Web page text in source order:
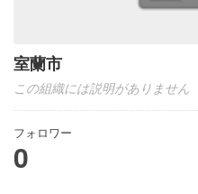
室蘭市
この組織には説明がありません
フォロワー
0